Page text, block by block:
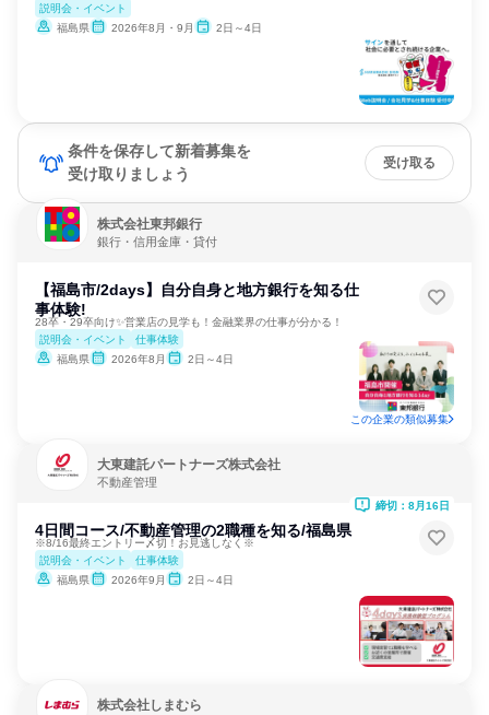
説明会・イベント
福島県
2026年8月・9月 2日～4日
条件を保存して新着募集を
受け取りましょう
受け取る
株式会社東邦銀行
銀行・信用金庫・貸付
【福島市/2days】自分自身と地方銀行を知る仕
事体験!
28卒・29卒向け✨営業店の見学も！金融業界の仕事が分かる！
説明会・イベント
仕事体験
福島県
2026年8月 2日～4日
この企業の類似募集
大東建託パートナーズ株式会社
不動産管理
4日間コース/不動産管理の2職種を知る/福島県
※8/16最終エントリー〆切！お見逃しなく※
説明会・イベント
仕事体験
福島県
2026年9月 2日～4日
締切：8月16日
株式会社しまむら